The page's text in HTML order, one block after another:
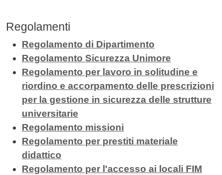
Contenuto
Regolamenti
Regolamento di Dipartimento
Regolamento Sicurezza Unimore
Regolamento per lavoro in solitudine e
riordino e accorpamento delle prescrizioni
per la gestione in sicurezza delle strutture
universitarie
Regolamento missioni
Regolamento per prestiti materiale
didattico
Regolamento per l'accesso ai locali FIM